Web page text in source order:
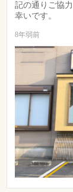
記の通りご協
幸いです。
8年弱前